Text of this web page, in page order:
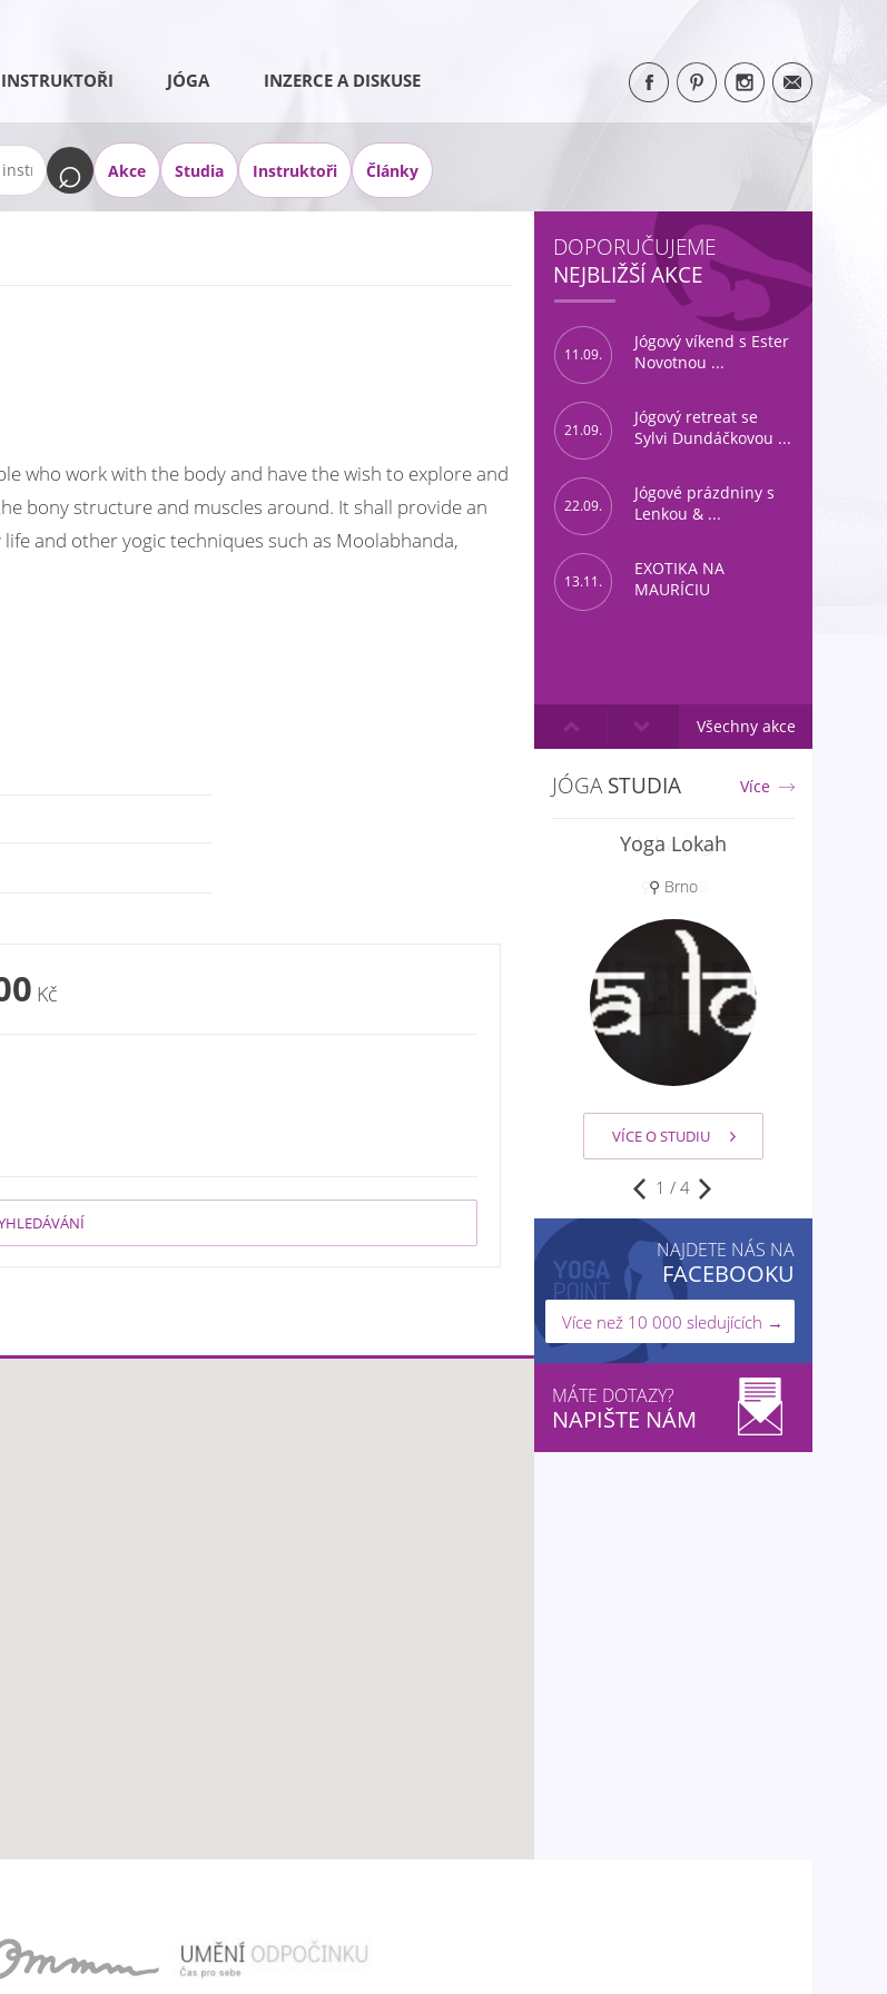
JÓGA INZERCE A DISKUSE
Akce Studia Instruktoři Články
who work with the body and have the wish to explore and
bony structure and muscles around. It shall provide an
and other yogic techniques such as Moolabhanda,
Kč
DOPORUČUJEME
NEJBLIŽŠÍ AKCE
11.09.
Jógový víkend s Ester
Novotnou ...
21.09.
Jógový retreat se
Sylvi Dundáčkovou ...
22.09.
Jógové prázdniny s
Lenkou & ...
13.11.
EXOTIKA NA
MAURÍCIU
Všechny akce
JÓGASTUDIA Více
Aloha jóga
⚲ Praha 6
VÍCE O STUDIU
2 / 4
NAJDETE NÁS NA
FACEBOOKU
Více než 10 000 sledujících →
MÁTE DOTAZY?
NAPIŠTE NÁM